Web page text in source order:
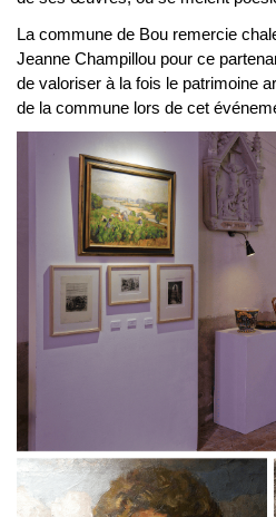
La commune de Bou remercie
Jeanne Champillou pour ce
de valoriser à la fois le patrimoine
de la commune lors de cet